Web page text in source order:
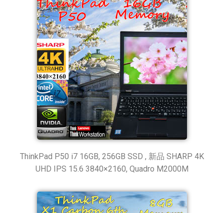
ThinkPad P50 i7 16GB, 256GB SSD , 新品 SHARP 4K
UHD IPS 15.6 3840×2160, Quadro M2000M